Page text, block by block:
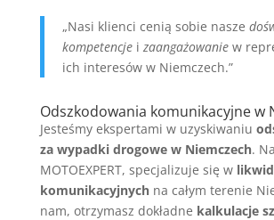
„Nasi klienci cenią sobie nasze
kompetencjei zaangażowaniew
ich interesów w Niemczech.”
Odszkodowania komunikacyjne w
Jesteśmy ekspertami w uzyskiwaniu
za wypadki drogowe w Niemczech.
MOTOEXPERT, specjalizuje się w
komunikacyjnychna całym terenie
nam, otrzymasz dokładne kalkulacje